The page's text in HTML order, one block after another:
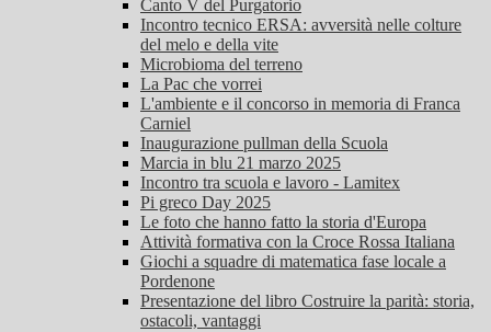
Canto V del Purgatorio
Incontro tecnico ERSA: avversità nelle colture
del melo e della vite
Microbioma del terreno
La Pac che vorrei
L'ambiente e il concorso in memoria di Franca
Carniel
Inaugurazione pullman della Scuola
Marcia in blu 21 marzo 2025
Incontro tra scuola e lavoro - Lamitex
Pi greco Day 2025
Le foto che hanno fatto la storia d'Europa
Attività formativa con la Croce Rossa Italiana
Giochi a squadre di matematica fase locale a
Pordenone
Presentazione del libro Costruire la parità: storia,
ostacoli, vantaggi